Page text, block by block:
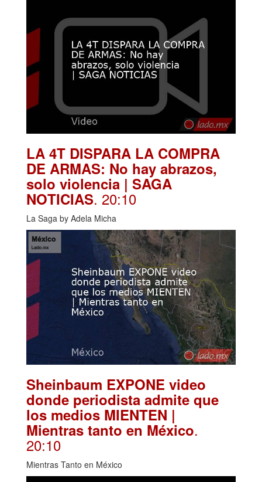
LA 4T DISPARA LA COMPRA
DE ARMAS: No hay abrazos,
solo violencia | SAGA
NOTICIAS. 20:10
La Saga by Adela Micha
Sheinbaum EXPONE video
donde periodista admite que
los medios MIENTEN |
Mientras tanto en México.
20:10
Mientras Tanto en México